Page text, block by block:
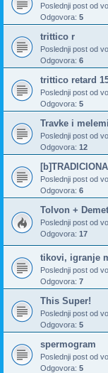
Poslednji post od
Odgovora: 5
trittico r
Poslednji post od
Odgovora: 6
trittico retard
Poslednji post od
Odgovora: 5
Travke i melemi
Poslednji post od
Odgovora: 12
Poslednji post od
Odgovora: 6
Tolvon +
Poslednji post od
Odgovora: 17
tikovi, igranje
Poslednji post od
Odgovora: 7
This Super!
Poslednji post od
Odgovora: 5
spermogram
Poslednji post od
Odgovora: 5